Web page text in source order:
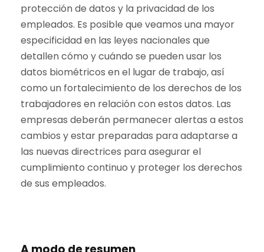
protección de datos y la privacidad de los
empleados. Es posible que veamos una mayor
especificidad en las leyes nacionales que
detallen cómo y cuándo se pueden usar los
datos biométricos en el lugar de trabajo, así
como un fortalecimiento de los derechos de los
trabajadores en relación con estos datos. Las
empresas deberán permanecer alertas a estos
cambios y estar preparadas para adaptarse a
las nuevas directrices para asegurar el
cumplimiento continuo y proteger los derechos
de sus empleados.